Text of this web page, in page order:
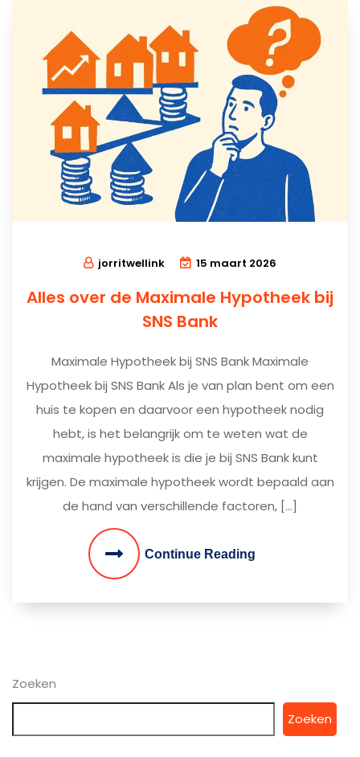
jorritwellink 15 maart 2026
Alles over de Maximale Hypotheek bij
SNS Bank
Maximale Hypotheek bij SNS Bank Maximale
Hypotheek bij SNS Bank Als je van plan bent om een
huis te kopen en daarvoor een hypotheek nodig
hebt, is het belangrijk om te weten wat de
maximale hypotheek is die je bij SNS Bank kunt
krijgen. De maximale hypotheek wordt bepaald aan
de hand van verschillende factoren, […]
Continue Reading
Zoeken
Zoeken